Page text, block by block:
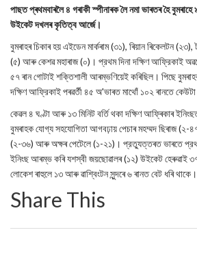
পাছত প্ৰথমবাৰলৈ ৪ গৰাকী স্পীনাৰক লৈ নমা ভাৰতৰ হৈ বুমৰাহে
উইকেট দখলৰ কৃতিত্ব আৰ্জে।
বুমৰাহৰ চিকাৰ হয় এইডেন মার্কৰাম (৩১), ৰিয়ান ৰিকেলটন (২৩),
(৫) আৰু কেশৱ মহাৰাজ (০)। প্রথম দিনা দক্ষিণ আফ্রিকাই
৫৭ ৰান গোটাই শক্তিশালী আৰম্ভণিয়েই কৰিছিল। পিছে বুমৰাহৰ
দক্ষিণ আফ্রিকাই পৰৱৰ্তী ৪৫ অ'ভাৰত মাথোঁ ১০২ ৰানতে
কেৱল ৪ ঘণ্টা আৰু ১৩ মিনিট বৰ্তি থকা দক্ষিণ আফ্ৰিকাৰ ইনিংছত
বুমৰাহক যোগ্য সহযোগিতা আগবঢ়ায় পেচাৰ মহম্মদ ছিৰাজ (২-
(২-৩৬) আৰু অক্ষৰ পেটেলে (১-২১)। প্রত্যুত্তৰত ভাৰতে প্রথম
ইনিংছ আৰম্ভ কৰি যশস্বী জয়ছোৱালৰ (১২) উইকেট হেৰুৱাই
লোকেশ ৰাহুলে ১৩ আৰু ৱাশ্বিংটন সুন্দৰে ৬ ৰানত বেট ধৰি থাকে।
Share This